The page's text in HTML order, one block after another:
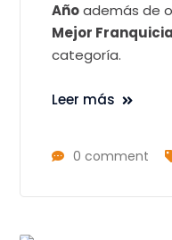
Añoademás de
Mejor
categoría.
Leer más
0 comment